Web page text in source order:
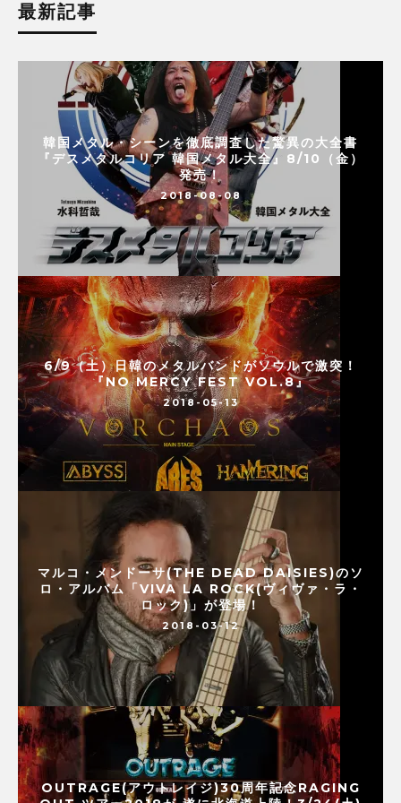
最新記事
韓国メタル・シーンを徹底調査した驚異の大全書
『デスメタルコリア 韓国メタル大全』8/10（金）
発売！
2018-08-08
6/9（土）日韓のメタルバンドがソウルで激突！
『NO MERCY FEST VOL.8』
2018-05-13
マルコ・メンドーサ(THE DEAD DAISIES)のソ
ロ・アルバム「VIVA LA ROCK(ヴィヴァ・ラ・
ロック)」が登場！
2018-03-12
OUTRAGE(アウトレイジ)30周年記念RAGING